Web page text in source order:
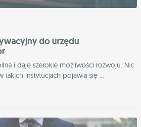
do urzędu
i daje szerokie możliwości rozwoju. Nic
instytucjach pojawia się ...